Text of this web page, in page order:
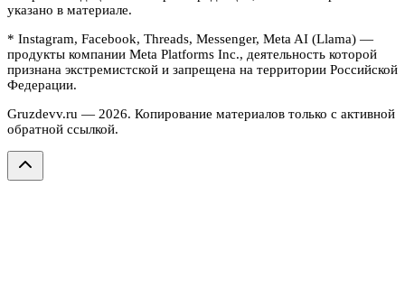
указано в материале.
* Instagram, Facebook, Threads, Messenger, Meta AI (Llama) —
продукты компании Meta Platforms Inc., деятельность которой
признана экстремистской и запрещена на территории Российской
Федерации.
Gruzdevv.ru — 2026. Копирование материалов только с активной
обратной ссылкой.